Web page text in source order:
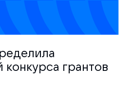
конкурса грантов